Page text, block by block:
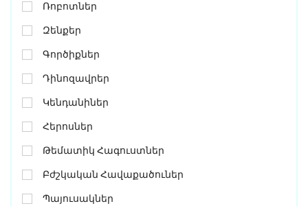
Ռոբոտներ
Զենքեր
Գործիքներ
Դինոզավրեր
Կենդանիներ
Հերոսներ
Թեմատիկ Հագուստներ
Բժշկական Հավաքածուներ
Պայուսակներ